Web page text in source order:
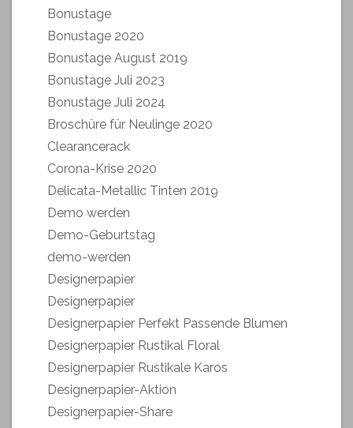
Bonustage
Bonustage 2020
Bonustage August 2019
Bonustage Juli 2023
Bonustage Juli 2024
Broschüre für Neulinge 2020
Clearancerack
Corona-Krise 2020
Delicata-Metallic Tinten 2019
Demo werden
Demo-Geburtstag
demo-werden
Designerpapier
Designerpapier
Designerpapier Perfekt Passende Blumen
Designerpapier Rustikal Floral
Designerpapier Rustikale Karos
Designerpapier-Aktion
Designerpapier-Share